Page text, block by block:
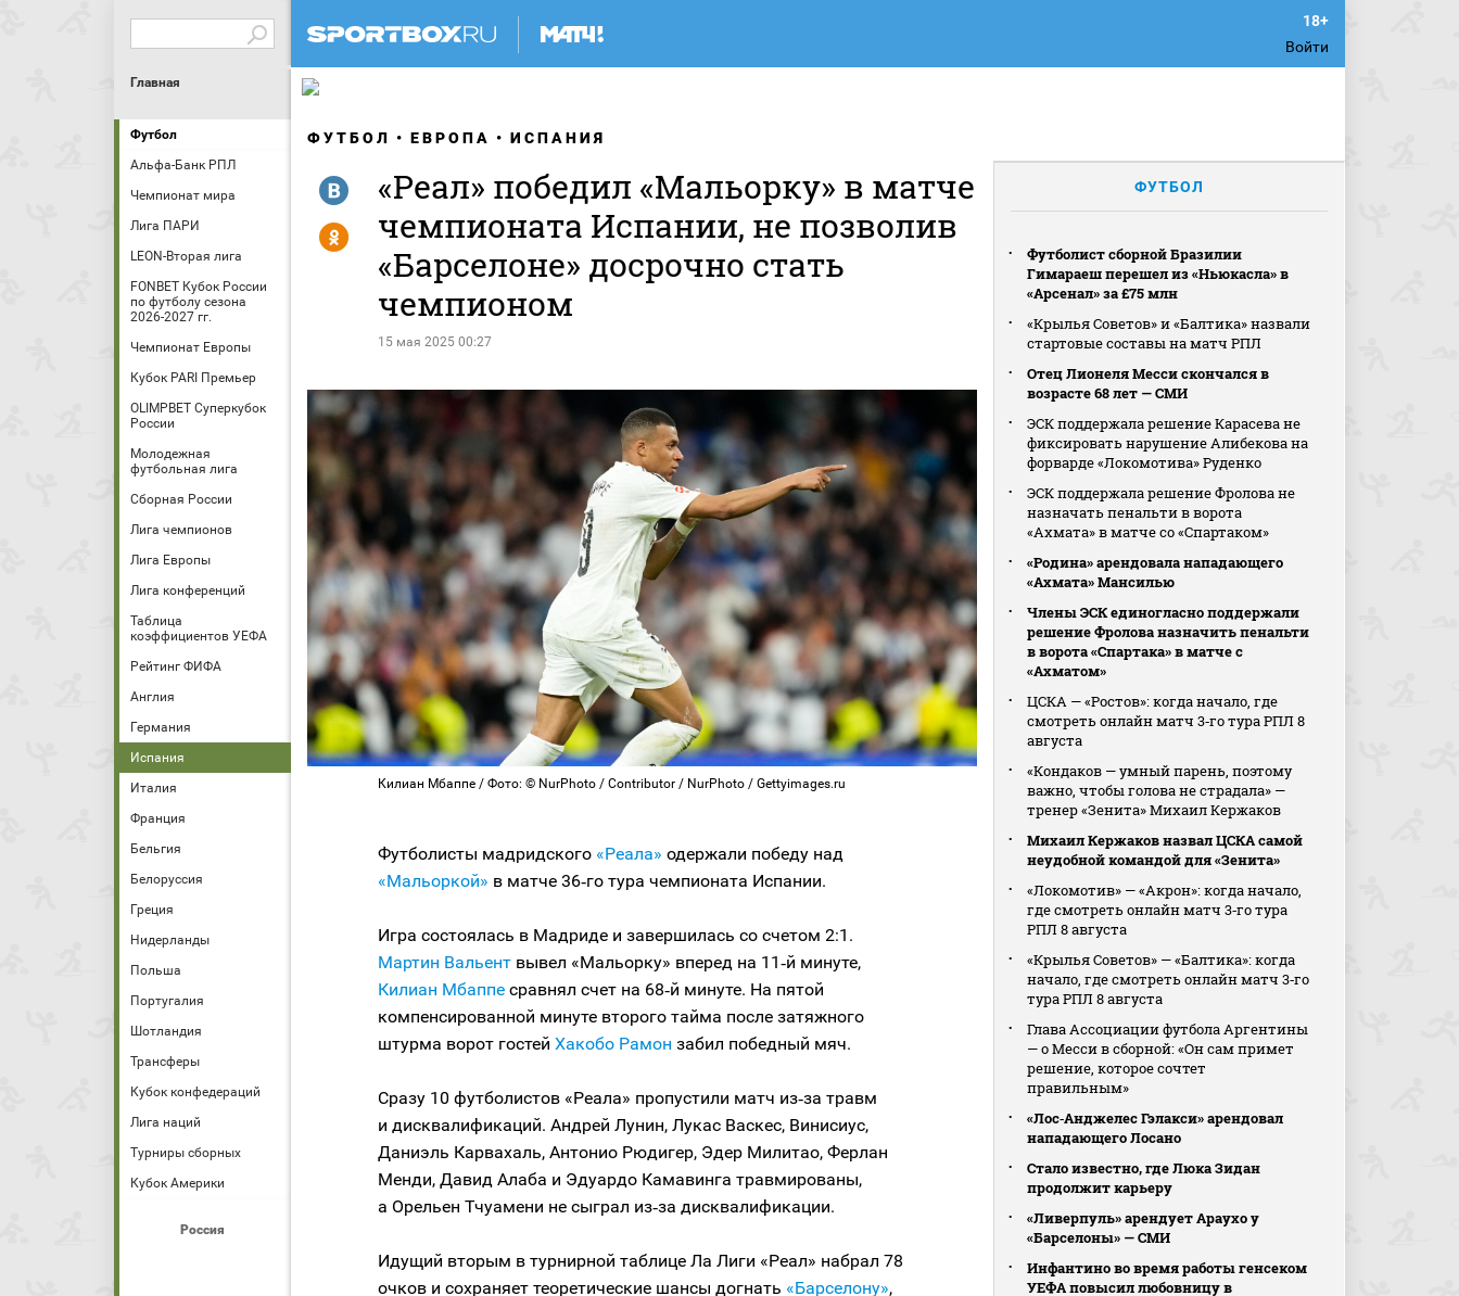
Войти
Главная
Футбол
Альфа-Банк РПЛ
Чемпионат мира
Лига ПАРИ
LEON-Вторая лига
FONBET Кубок России
по футболу сезона
2026-2027 гг.
Чемпионат Европы
Кубок PARI Премьер
OLIMPBET Суперкубок
России
Молодежная
футбольная лига
Сборная России
Лига чемпионов
Лига Европы
Лига конференций
Таблица
коэффициентов УЕФА
Рейтинг ФИФА
Англия
Германия
Испания
Италия
Франция
Бельгия
Белоруссия
Греция
Нидерланды
Польша
Португалия
Шотландия
Трансферы
Кубок конфедераций
Лига наций
Турниры сборных
Кубок Америки
Россия
ФУТБОЛ ЕВРОПА ИСПАНИЯ
«Реал» победил «Мальорку» в матче
чемпионата Испании, не позволив
«Барселоне» досрочно стать
чемпионом
15 мая 2025 00:27
R
Y
Килиан Мбаппе / Фото: © NurPhoto / Contributor / NurPhoto / Gettyimages.ru
Футболисты мадридского «Реала» одержали победу над
«Мальоркой» в матче 36‑го тура чемпионата Испании.
Игра состоялась в Мадриде и завершилась со счетом 2:1.
Мартин Вальент вывел «Мальорку» вперед на 11‑й минуте,
Килиан Мбаппе сравнял счет на 68‑й минуте. На пятой
компенсированной минуте второго тайма после затяжного
штурма ворот гостей Хакобо Рамон забил победный мяч.
Сразу 10 футболистов «Реала» пропустили матч из‑за травм
и дисквалификаций. Андрей Лунин, Лукас Васкес, Винисиус,
Даниэль Карвахаль, Антонио Рюдигер, Эдер Милитао, Ферлан
Менди, Давид Алаба и Эдуардо Камавинга травмированы,
а Орельен Тчуамени не сыграл из‑за дисквалификации.
Идущий вторым в турнирной таблице Ла Лиги «Реал» набрал 78
очков и сохраняет теоретические шансы догнать «Барселону»,
ФУТБОЛ
Футболист сборной Бразилии
Гимараеш перешел из «Ньюкасла» в
«Арсенал» за £75 млн
«Крылья Советов» и «Балтика» назвали
стартовые составы на матч РПЛ
Отец Лионеля Месси скончался в
возрасте 68 лет — СМИ
ЭСК поддержала решение Карасева не
фиксировать нарушение Алибекова на
форварде «Локомотива» Руденко
ЭСК поддержала решение Фролова не
назначать пенальти в ворота
«Ахмата» в матче со «Спартаком»
«Родина» арендовала нападающего
«Ахмата» Мансилью
Члены ЭСК единогласно поддержали
решение Фролова назначить пенальти
в ворота «Спартака» в матче с
«Ахматом»
ЦСКА — «Ростов»: когда начало, где
смотреть онлайн матч 3‑го тура РПЛ 8
августа
«Кондаков — умный парень, поэтому
важно, чтобы голова не страдала» —
тренер «Зенита» Михаил Кержаков
Михаил Кержаков назвал ЦСКА самой
неудобной командой для «Зенита»
«Локомотив» — «Акрон»: когда начало,
где смотреть онлайн матч 3‑го тура
РПЛ 8 августа
«Крылья Советов» — «Балтика»: когда
начало, где смотреть онлайн матч 3‑го
тура РПЛ 8 августа
Глава Ассоциации футбола Аргентины
— о Месси в сборной: «Он сам примет
решение, которое сочтет
правильным»
«Лос‑Анджелес Гэлакси» арендовал
нападающего Лосано
Стало известно, где Люка Зидан
продолжит карьеру
«Ливерпуль» арендует Араухо у
«Барселоны» — СМИ
Инфантино во время работы генсеком
УЕФА повысил любовницу в